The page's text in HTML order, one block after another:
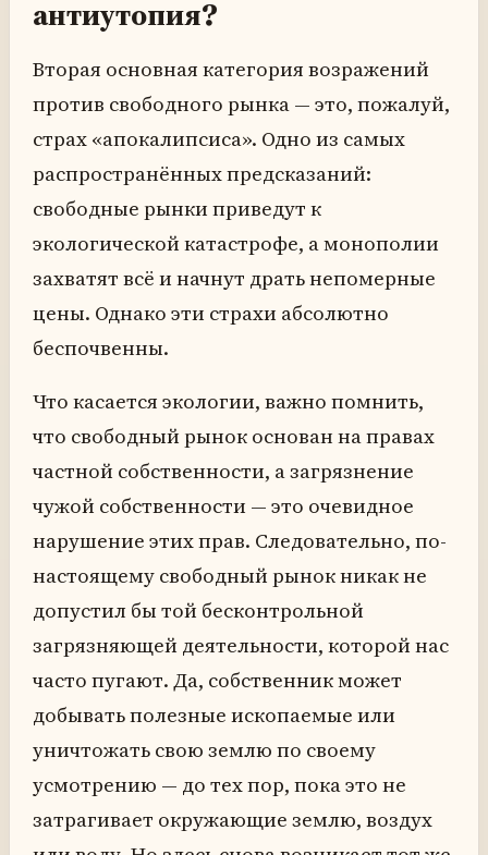
антиутопия?
Вторая основная категория возражений
против свободного рынка — это, пожалуй,
страх «апокалипсиса». Одно из самых
распространённых предсказаний:
свободные рынки приведут к
экологической катастрофе, а монополии
захватят всё и начнут драть непомерные
цены. Однако эти страхи абсолютно
беспочвенны.
Что касается экологии, важно помнить,
что свободный рынок основан на правах
частной собственности, а загрязнение
чужой собственности — это очевидное
нарушение этих прав. Следовательно, по-
настоящему свободный рынок никак не
допустил бы той бесконтрольной
загрязняющей деятельности, которой нас
часто пугают. Да, собственник может
добывать полезные ископаемые или
уничтожать свою землю по своему
усмотрению — до тех пор, пока это не
затрагивает окружающие землю, воздух